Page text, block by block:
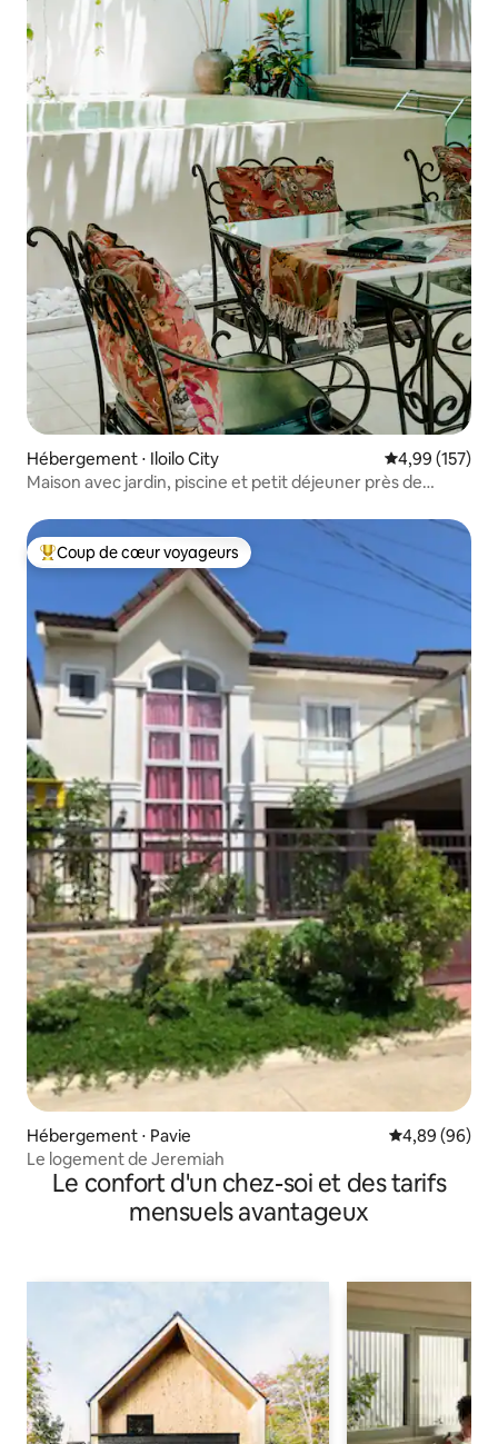
Hébergement ⋅ Iloilo City Évaluation
4,99 (157)
Maison avec jardin, piscine et petit déjeuner près de
Coups de cœur voyageurs les plus appréciés
Coup de cœur voyageurs
Hébergement ⋅ Pavie Évaluation
4,89 (96)
Le logement de Jeremiah
Le confort d'un chez-soi et des tarifs
mensuels avantageux